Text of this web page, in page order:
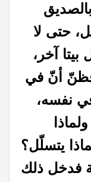
حتى لا
آخر،
أنّ في
نفسه،
يتسلّل؟
فدخل ذلك